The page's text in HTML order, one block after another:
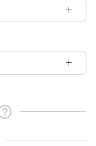
+
+